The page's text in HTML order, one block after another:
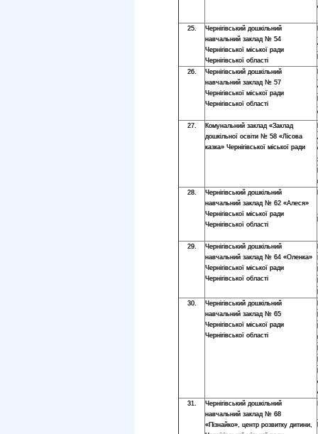
25.
Чернігівський дошкільний
навчальний заклад № 54
Чернігівської міської ради
Чернігівської області
26.
Чернігівський дошкільний
навчальний заклад № 57
Чернігівської міської ради
Чернігівської області
27.
Комунальний заклад «Заклад
дошкільної освіти № 58 «Лісова
казка» Чернігівської міської ради
28.
Чернігівський дошкільний
навчальний заклад № 62 «Алеся»
Чернігівської міської ради
Чернігівської області
29.
Чернігівський дошкільний
навчальний заклад № 64 «Оленка»
Чернігівської міської ради
Чернігівської області
30.
Чернігівський дошкільний
навчальний заклад № 65
Чернігівської міської ради
Чернігівської області
31.
Чернігівський дошкільний
навчальний заклад № 68
«Пізнайко», центр розвитку дитини,